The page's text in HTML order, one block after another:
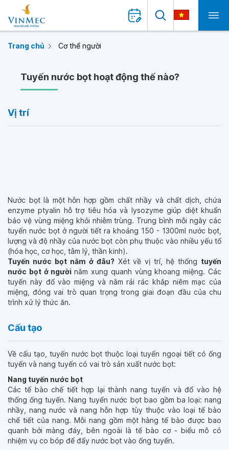
Trang chủ Cơ thể người
Tuyến nước bọt hoạt động thế nào?
Vị trí
Nước bọt là một hỗn hợp gồm chất nhầy và chất dịch, chứa
enzyme ptyalin hỗ trợ tiêu hóa và lysozyme giúp diệt khuẩn
bảo vệ vùng miệng khỏi nhiễm trùng. Trung bình mỗi ngày các
tuyến nước bọt ở người tiết ra khoảng 150 - 1300ml nước bọt,
lượng và độ nhầy của nước bọt còn phụ thuộc vào nhiều yếu tố
(hóa học, cơ học, tâm lý, thần kinh).
Tuyến nước bọt nằm ở đâu? Xét về vị trí, hệ thống tuyến
nước bọt ở ngườinằm xung quanh vùng khoang miệng. Các
tuyến này đổ vào miệng và nằm rải rác khắp niêm mạc của
miệng, đóng vai trò quan trọng trong giai đoạn đầu của chu
trình xử lý thức ăn.
Cấu tạo
Về cấu tạo, tuyến nước bọt thuộc loại tuyến ngoại tiết có ống
tuyến và nang tuyến có vai trò sản xuất nước bọt:
Nang tuyến nước bọt
Các tế bào chế tiết hợp lại thành nang tuyến và đổ vào hệ
thống ống tuyến. Nang tuyến nước bọt bao gồm ba loại: nang
nhầy, nang nước và nang hỗn hợp tùy thuộc vào loại tế bào
chế tiết của nang. Mỗi nang gồm một hàng tế bào được bao
quanh bởi màng đáy, bên ngoài là tế bào cơ - biểu mô có
nhiệm vụ co bóp để đẩy nước bọt vào ống tuyến.